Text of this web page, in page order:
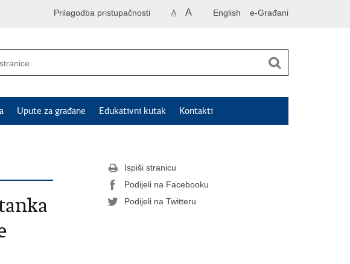
English e-Građani
A A
Prilagodba pristupačnosti
Upute za građane Edukativni kutak Kontakti
Ispiši stranicu
Podijeli na Facebooku
Podijeli na Twitteru